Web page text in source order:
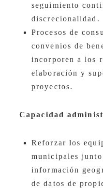
seguimiento
discrecionalidad.
Procesos de
convenios de
incorporen a los
elaboración y
proyectos.
Capacidad
Reforzar los
municipales
información
de datos de